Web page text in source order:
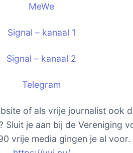
MeWe
Signal – kanaal 1
Signal – kanaal 2
Telegram
of als vrije journalist ook
Sluit je aan bij de Vereniging
vrije media gingen je al voor.